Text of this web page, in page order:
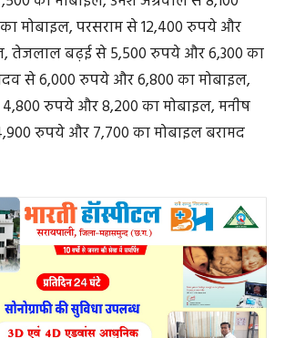
मोबाइल, परसराम से 12,400 रुपये और
तेजलाल बढ़ई से 5,500 रुपये और 6,300 का
से 6,000 रुपये और 6,800 का मोबाइल,
रुपये और 8,200 का मोबाइल, मनीष
रुपये और 7,700 का मोबाइल बरामद